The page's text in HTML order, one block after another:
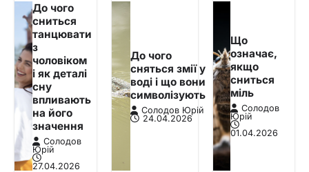
До чого
сниться
танцювати
з
чоловіком
і як деталі
сну
впливають
на його
значення
Солодов
Юрій
27.04.2026
До чого
сняться змії у
воді і що вони
символізують
Солодов Юрій
24.04.2026
Що
означає,
якщо
сниться
міль
Солодов
Юрій
01.04.2026